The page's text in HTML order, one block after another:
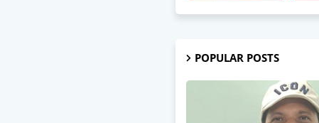
POPULAR POSTS